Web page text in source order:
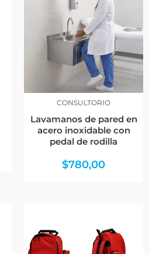
CONSULTORIO
Lavamanos de pared en
acero inoxidable con
pedal de rodilla
$780,00